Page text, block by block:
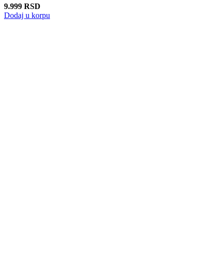
9.999 RSD
Dodaj u korpu